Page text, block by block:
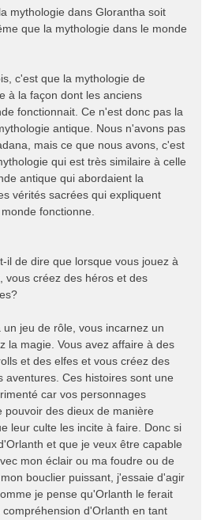
mythologie dans Glorantha soit
que la mythologie dans le monde
c'est que la mythologie de
à la façon dont les anciens
fonctionnait. Ce n'est donc pas la
antique. Nous n'avons pas
mais ce que nous avons, c'est
qui est très similaire à celle
antique qui abordaient la
vérités sacrées qui expliquent
fonctionne.
il de dire que lorsque vous jouez à
vous créez des héros et des
jeu de rôle, vous incarnez un
la magie. Vous avez affaire à des
et des elfes et vous créez des
aventures. Ces histoires sont une
car vos personnages
pouvoir des dieux de manière
leur culte les incite à faire. Donc si
et que je veux être capable
mon éclair ou ma foudre ou de
bouclier puissant, j'essaie d'agir
je pense qu'Orlanth le ferait
d'Orlanth en tant